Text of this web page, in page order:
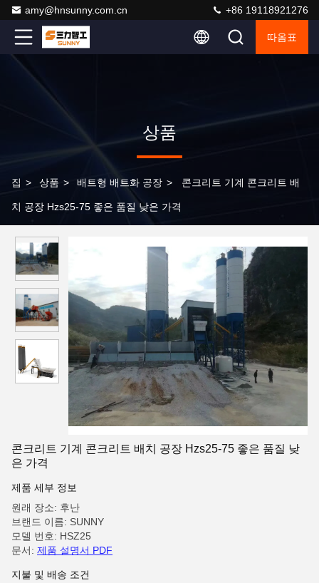
amy@hnsunny.com.cn +86 19118921276
따옴표
상품
집 > 상품 > 배트형 배트화 공장 > 콘크리트 기계 콘크리트 배
치 공장 Hzs25-75 좋은 품질 낮은 가격
콘크리트 기계 콘크리트 배치 공장 Hzs25-75 좋은 품질 낮
은 가격
제품 세부 정보
원래 장소: 후난
브랜드 이름: SUNNY
모델 번호: HSZ25
문서: 제품 설명서 PDF
지불 및 배송 조건